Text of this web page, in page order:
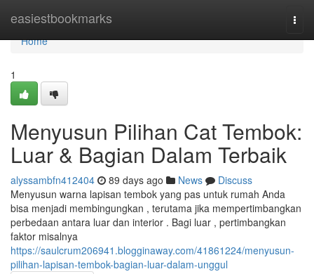
easiestbookmarks
Home
Home
1
Menyusun Pilihan Cat Tembok:
Luar & Bagian Dalam Terbaik
alyssambfn412404 89 days ago News
Discuss
Menyusun warna lapisan tembok yang pas untuk rumah Anda
bisa menjadi membingungkan , terutama jika mempertimbangkan
perbedaan antara luar dan interior . Bagi luar , pertimbangkan
faktor misalnya
https://saulcrum206941.blogginaway.com/41861224/menyusun-
pilihan-lapisan-tembok-bagian-luar-dalam-unggul